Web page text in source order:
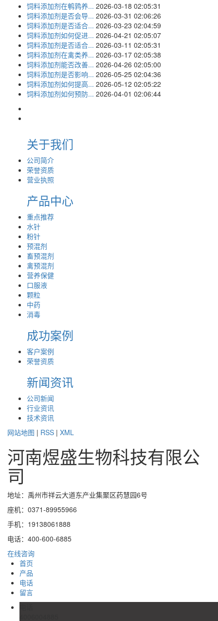
饲料添加剂在鹌鹑养... 2026-03-18 02:05:31
饲料添加剂是否会导... 2026-03-31 02:06:26
饲料添加剂是否适合... 2026-03-23 02:04:59
饲料添加剂如何促进... 2026-04-21 02:05:07
饲料添加剂是否适合... 2026-03-11 02:05:31
饲料添加剂在禽类养... 2026-03-17 02:05:38
饲料添加剂能否改善... 2026-04-26 02:05:00
饲料添加剂是否影响... 2026-05-25 02:04:36
饲料添加剂如何提高... 2026-05-12 02:05:22
饲料添加剂如何预防... 2026-04-01 02:06:44
关于我们
公司简介
荣誉资质
营业执照
产品中心
重点推荐
水针
粉针
预混剂
畜预混剂
禽预混剂
营养保健
口服液
颗粒
中药
消毒
成功案例
客户案例
荣誉资质
新闻资讯
公司新闻
行业资讯
技术资讯
网站地图 | RSS | XML
河南煜盛生物科技有限公
司
地址：禹州市祥云大道东产业集聚区药慧园6号
座机：0371-89955966
手机：19138061888
电话：400-600-6885
在线咨询
首页
产品
电话
留言